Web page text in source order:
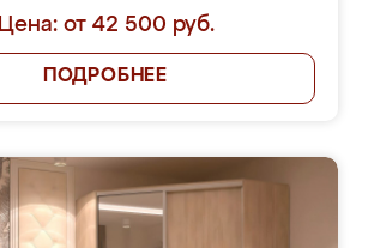
Цена: от 42 500 руб.
ПОДРОБНЕЕ